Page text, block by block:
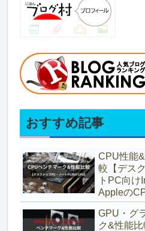
おすすめ記事
CPU性能
較【デス
トPC向け
Appleの
GPU・グ
ク&性能